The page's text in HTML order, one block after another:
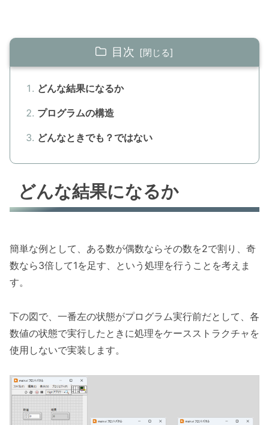
目次
どんな結果になるか
プログラムの構造
どんなときでも？ではない
どんな結果になるか
簡単な例として、ある数が偶数ならその数を2で割り、奇
数なら3倍して1を足す、という処理を行うことを考えま
す。
下の図で、一番左の状態がプログラム実行前だとして、各
数値の状態で実行したときに処理をケースストラクチャを
使用しないで実装します。